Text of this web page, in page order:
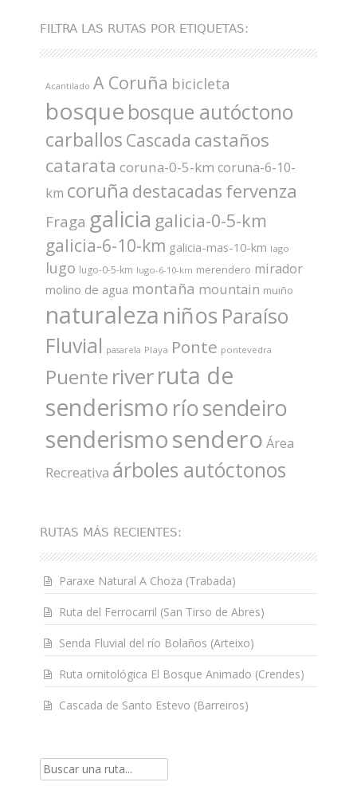
FILTRA LAS RUTAS POR ETIQUETAS:
Acantilado A Coruña bicicleta
bosque bosque autóctono
carballos Cascada castaños
catarata coruna-0-5-km coruna-6-10-
km coruña destacadas fervenza
Fraga galicia galicia-0-5-km
galicia-6-10-km galicia-mas-10-km lago
lugo lugo-0-5-km lugo-6-10-km merendero mirador
molino de agua montaña mountain muiño
naturaleza niños Paraíso
Fluvial pasarela Playa Ponte pontevedra
Puente riverruta de
senderismo ríosendeiro
senderismosendero Área
Recreativa árboles autóctonos
RUTAS MÁS RECIENTES:
Paraxe Natural A Choza (Trabada)
Ruta del Ferrocarril (San Tirso de Abres)
Senda Fluvial del río Bolaños (Arteixo)
Ruta ornitológica El Bosque Animado (Crendes)
Cascada de Santo Estevo (Barreiros)